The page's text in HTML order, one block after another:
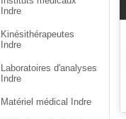
Indre
Kinésithérapeutes
Indre
Laboratoires d'analyses
Indre
Matériel médical Indre